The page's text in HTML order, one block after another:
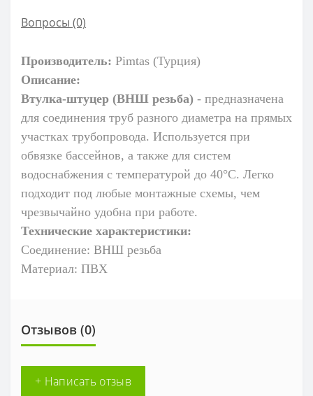
Вопросы (0)
Производитель: Pimtas (Турция)
Описание:
Втулка-штуцер (ВНШ резьба) - предназначена
для соединения труб разного диаметра на прямых
участках трубопровода. Используется при
обвязке бассейнов, а также для систем
водоснабжения с температурой до 40°C. Легко
подходит под любые монтажные схемы, чем
чрезвычайно удобна при работе.
Технические характеристики:
Соединение: ВНШ резьба
Материал: ПВХ
Отзывов (0)
+ Написать отзыв